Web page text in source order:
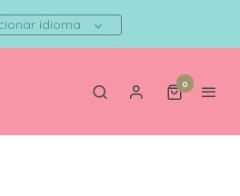
idioma
0